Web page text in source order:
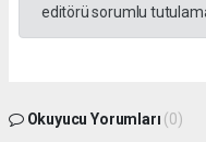
editörü sorumlu
Okuyucu Yorumları (0)